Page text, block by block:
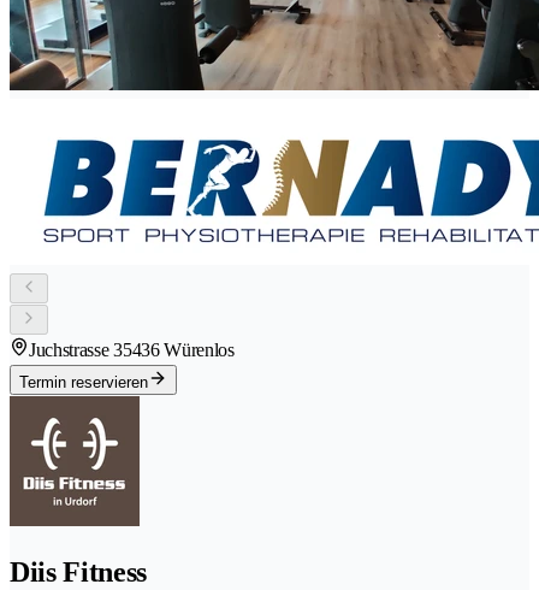
Juchstrasse 35436 Würenlos
Termin reservieren
Diis Fitness